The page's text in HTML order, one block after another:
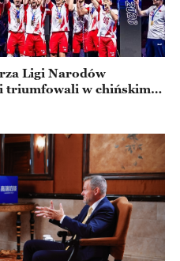
Ligi Narodów
triumfowali w chińskim